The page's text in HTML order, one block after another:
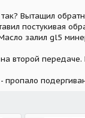
Вытащил
постукивая
залил gl5
второй
пропало